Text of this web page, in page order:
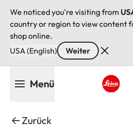
We noticed you're visiting from
country or region to view content
shop online.
USA (English)
Weiter
Menü
Zurück